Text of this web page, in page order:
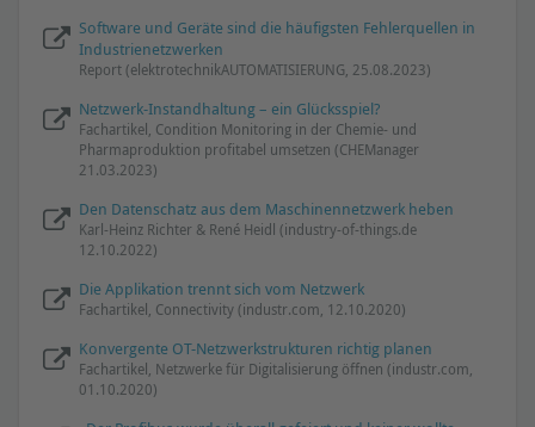
Software und Geräte sind die häufigsten Fehlerquellen in
Industrienetzwerken
Report (elektrotechnikAUTOMATISIERUNG, 25.08.2023)
Netzwerk-Instandhaltung – ein Glücksspiel?
Fachartikel, Condition Monitoring in der Chemie- und
Pharmaproduktion profitabel umsetzen (CHEManager
21.03.2023)
Den Datenschatz aus dem Maschinennetzwerk heben
Karl-Heinz Richter & René Heidl (industry-of-things.de
12.10.2022)
Die Applikation trennt sich vom Netzwerk
Fachartikel, Connectivity (industr.com, 12.10.2020)
Konvergente OT-Netzwerkstrukturen richtig planen
Fachartikel, Netzwerke für Digitalisierung öffnen (industr.com,
01.10.2020)